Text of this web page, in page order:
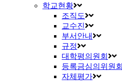
학교현황
조직도
교수진
부서안내
규정
대학평의원회
등록금심의위원회
자체평가